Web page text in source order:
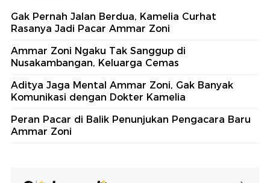
Gak Pernah Jalan Berdua, Kamelia Curhat
Rasanya Jadi Pacar Ammar Zoni
Ammar Zoni Ngaku Tak Sanggup di
Nusakambangan, Keluarga Cemas
Aditya Jaga Mental Ammar Zoni, Gak Banyak
Komunikasi dengan Dokter Kamelia
Peran Pacar di Balik Penunjukan Pengacara Baru
Ammar Zoni